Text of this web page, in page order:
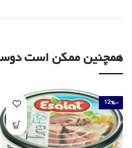
همچنین ممکن است
-12%